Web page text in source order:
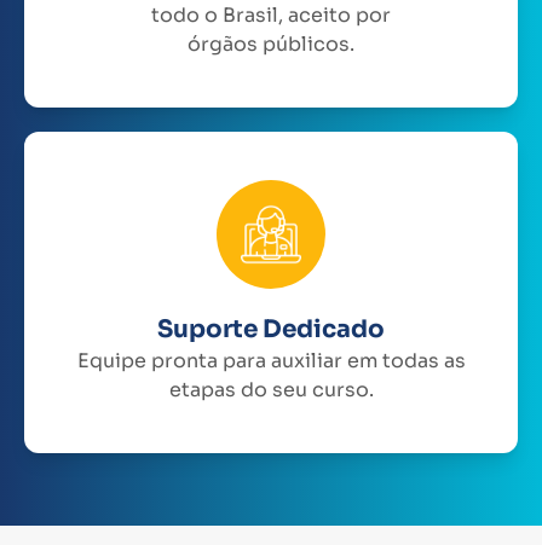
todo o Brasil, aceito por
órgãos públicos.
Suporte Dedicado
Equipe pronta para auxiliar em todas as
etapas do seu curso.